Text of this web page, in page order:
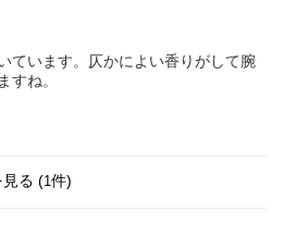
ています。仄かによい香りがして腕
すね。
見る (1件)